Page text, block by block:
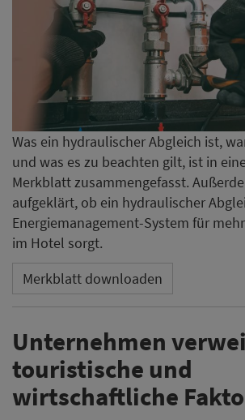
Was ein hydraulischer Abgleich ist,
und was es zu beachten gilt, ist in
Merkblatt zusammengefasst.
aufgeklärt, ob ein hydraulischer
Energiemanagement-System für
im Hotel sorgt.
Merkblatt downloaden
Unternehmen
touristische und
wirtschaftliche